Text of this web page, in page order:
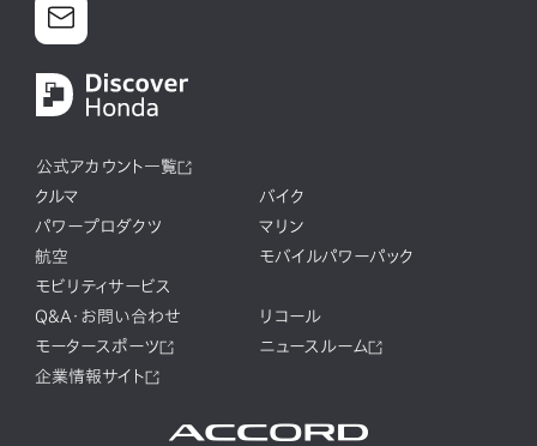
公式アカウント一覧
クルマ
バイク
パワープロダクツ
マリン
航空
モバイルパワーパック
モビリティサービス
Q&A・お問い合わせ
リコール
モータースポーツ
ニュースルーム
企業情報サイト